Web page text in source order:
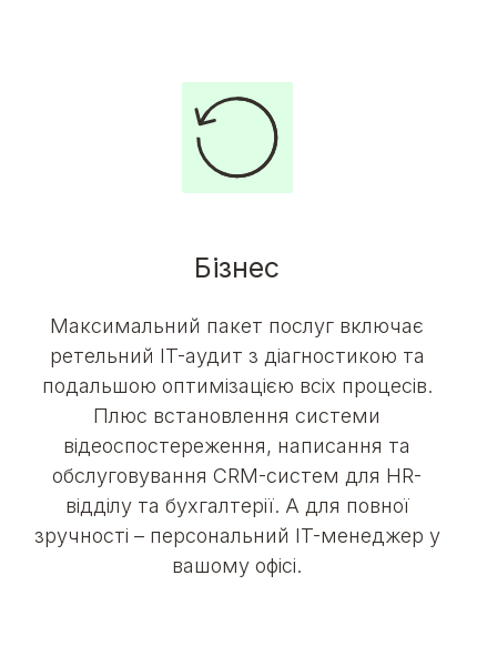
Бізнес
Максимальний пакет послуг включає
ретельний IT-аудит з діагностикою та
подальшою оптимізацією всіх процесів.
Плюс встановлення системи
відеоспостереження, написання та
обслуговування CRM-систем для HR-
відділу та бухгалтерії. А для повної
зручності – персональний IT-менеджер у
вашому офісі.